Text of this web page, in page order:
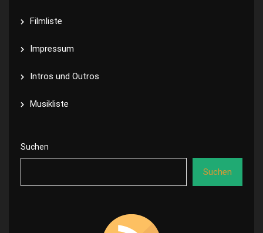
Filmliste
Impressum
Intros und Outros
Musikliste
Suchen
Suchen